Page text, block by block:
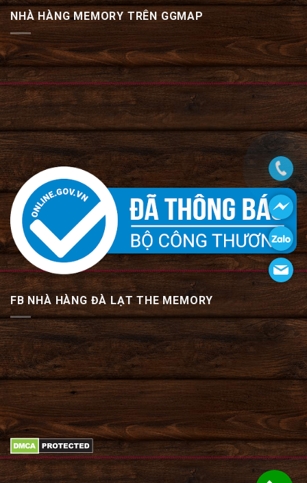
NHÀ HÀNG MEMORY TRÊN GGMAP
FB NHÀ HÀNG ĐÀ LẠT THE MEMORY